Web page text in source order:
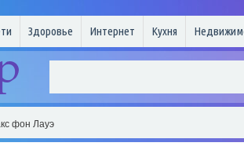
Здоровье Интернет Кухня
фон Лауэ